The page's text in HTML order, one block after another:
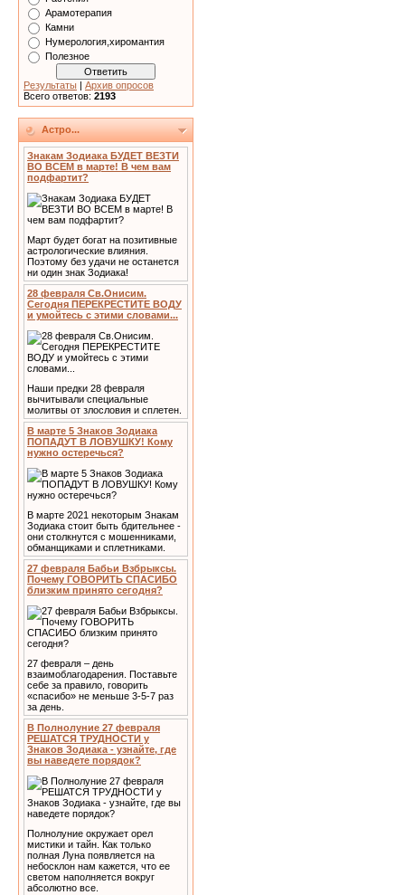
Арамотерапия
Камни
Нумерология,хиромантия
Полезное
Результаты | Архив опросов
Всего ответов: 2193
Астро...
Знакам Зодиака БУДЕТ ВЕЗТИ
ВО ВСЕМ в марте! В чем вам
подфартит?
Март будет богат на позитивные
астрологические влияния.
Поэтому без удачи не останется
ни один знак Зодиака!
28 февраля Св.Онисим.
Сегодня ПЕРЕКРЕСТИТЕ ВОДУ
и умойтесь с этими словами...
Наши предки 28 февраля
вычитывали специальные
молитвы от злословия и сплетен.
В марте 5 Знаков Зодиака
ПОПАДУТ В ЛОВУШКУ! Кому
нужно остеречься?
В марте 2021 некоторым Знакам
Зодиака стоит быть бдительнее -
они столкнутся с мошенниками,
обманщиками и сплетниками.
27 февраля Бабьи Взбрыксы.
Почему ГОВОРИТЬ СПАСИБО
близким принято сегодня?
27 февраля – день
взаимоблагодарения. Поставьте
себе за правило, говорить
«спасибо» не меньше 3-5-7 раз
за день.
В Полнолуние 27 февраля
РЕШАТСЯ ТРУДНОСТИ у
Знаков Зодиака - узнайте, где
вы наведете порядок?
Полнолуние окружает орел
мистики и тайн. Как только
полная Луна появляется на
небосклон нам кажется, что ее
светом наполняется вокруг
абсолютно все.